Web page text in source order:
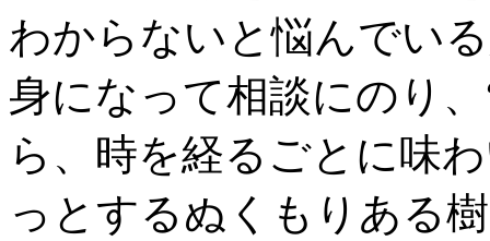
わからないと悩んでい
身になって相談にのり
ら、時を経るごとに味
っとするぬくもりある